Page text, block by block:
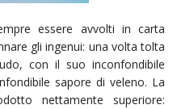
essere avvolti in carta
gli ingenui: una volta tolta
con il suo inconfondibile
sapore di veleno. La
nettamente superiore: